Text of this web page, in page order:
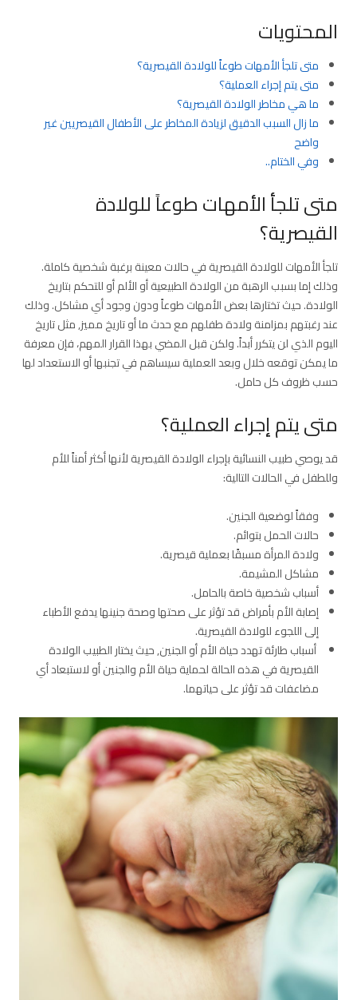
المحتويات
متى تلجأ الأمهات طوعاً للولادة القيصرية؟
متى يتم إجراء العملية؟
ما هي مخاطر الولادة القيصرية؟
ما زال السبب الدقيق لزيادة المخاطر على الأطفال القيصريين غير
واضح
وفي الختام..
متى تلجأ الأمهات طوعاً للولادة
القيصرية؟
تلجأ الأمهات للولادة القيصرية في حالات معينة برغبة شخصية كاملة.
وذلك إما بسبب الرهبة من الولادة الطبيعية أو الألم أو للتحكم بتاريخ
الولادة. حيث تختارها بعض الأمهات طوعاً ودون وجود أي مشاكل. وذلك
عند رغبتهم بمزامنة ولادة طفلهم مع حدث ما أو تاريخ مميز, مثل تاريخ
اليوم الذي لن يتكرر أبداً. ولكن قبل المضي بهذا القرار المهم، فإن معرفة
ما يمكن توقعه خلال وبعد العملية سيساهم في تجنبها أو الاستعداد لها
حسب ظروف كل حامل.
متى يتم إجراء العملية؟
قد يوصي طبيب النسائية بإجراء الولادة القيصرية لأنها أكثر أمناً للأم
وللطفل في الحالات التالية:
وفقاً لوضعية الجنين.
حالات الحمل بتوائم.
ولادة المرأة مسبقًا بعملية قيصرية.
مشاكل المشيمة.
أسباب شخصية خاصة بالحامل.
إصابة الأم بأمراض قد تؤثر على صحتها وصحة جنينها يدفع الأطباء
إلى اللجوء للولادة القيصرية.
أسباب طارئة تهدد حياة الأم أو الجنين, حيث يختار الطبيب الولادة
القيصرية في هذه الحالة لحماية حياة الأم والجنين أو لاستبعاد أي
مضاعفات قد تؤثر على حياتهما.